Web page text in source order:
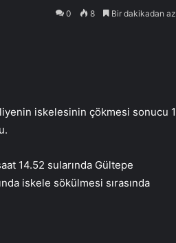
0 8 Bir dakikadan az
iskelesinin çökmesi sonucu 1
14.52 sularında Gültepe
iskele sökülmesi sırasında